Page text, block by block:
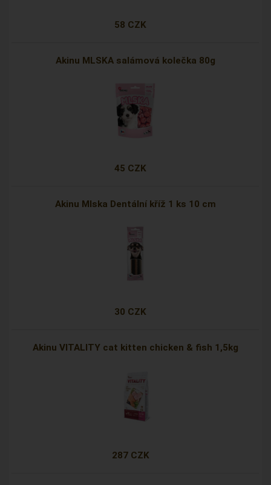
58 CZK
Akinu MLSKA salámová kolečka 80g
45 CZK
Akinu Mlska Dentální kříž 1 ks 10 cm
30 CZK
Akinu VITALITY cat kitten chicken & fish 1,5kg
287 CZK